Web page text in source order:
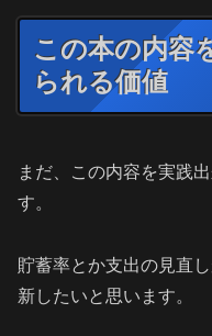
この本の内容
られる価値
まだ、この内容を実践
す。
貯蓄率とか支出の見直
新したいと思います。